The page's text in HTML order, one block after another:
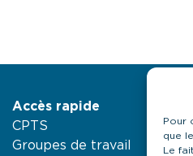
Pour
que
Le
expérience en
Mobile
Accès rapide
CPTS
Groupes de travail